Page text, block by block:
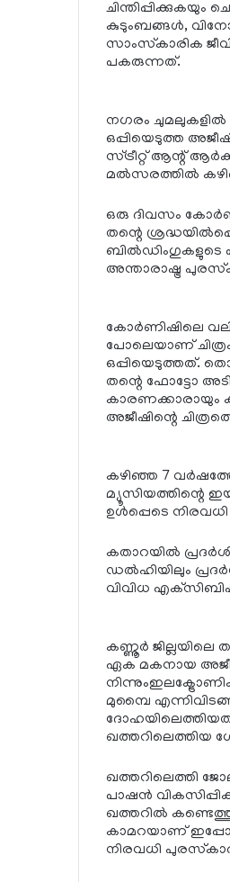
ചിന്തിപ്പിക്കുകയും
കുടുംബങ്ങള്‍,
സാംസ്‌കാരിക
പകരുന്നത്.
നഗരം ചുമലുകളില്‍
ഒപ്പിയെടുത്ത
സ്ട്രീറ്റ് ആന്റ്
മല്‍സരത്തില്‍
ഒരു ദിവസം
തന്റെ
ബില്‍ഡിംഗുകളുടെ
അന്താരാഷ്ട്ര
കോര്‍ണിഷിലെ
പോലെയാണ്
ഒപ്പിയെടുത്തത്.
തന്റെ ഫോട്ടോ
കാരണക്കാരായും
അജീഷിന്റെ
കഴിഞ്ഞ 7
മ്യൂസിയത്തിന്റെ
ഉള്‍പ്പെടെ നിരവധി
കതാറയില്‍
ഡല്‍ഹിയിലും
വിവിധ
കണ്ണൂര്‍
ഏക മകനായ
മുമ്പൈ
ഖത്തറിലെത്തിയ
ഖത്തറിലെത്തി
പാഷന്‍
ഖത്തറില്‍
കാമറയാണ്
നിരവധി